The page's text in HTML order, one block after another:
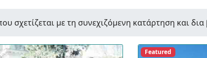
σχετίζεται με τη συνεχιζόμενη κατάρτηση και
Featured